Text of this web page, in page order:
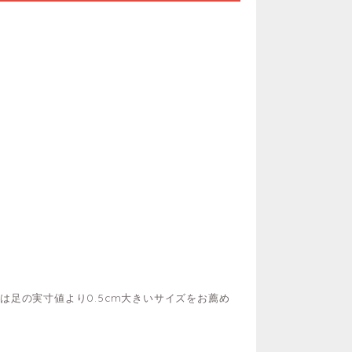
足の実寸値より0.5cm大きいサイズをお薦め